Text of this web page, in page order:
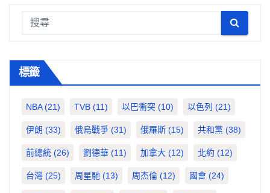
標籤
NBA(21) TVB (11) 以巴衝突 (10) 以色列 (21)
伊朗 (33) 俄烏戰爭 (31) 俄羅斯 (15) 共和黨 (38)
前總統 (26) 劉德華 (11) 加拿大 (12) 北約 (12)
台灣 (25) 周星馳 (13) 周杰倫 (12) 國會 (24)